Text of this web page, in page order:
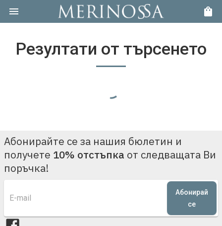
Резултати от търсенето
Абонирайте се за нашия бюлетин и
получете 10% отстъпка от следващата Ви
поръчка!
Абонирай
се